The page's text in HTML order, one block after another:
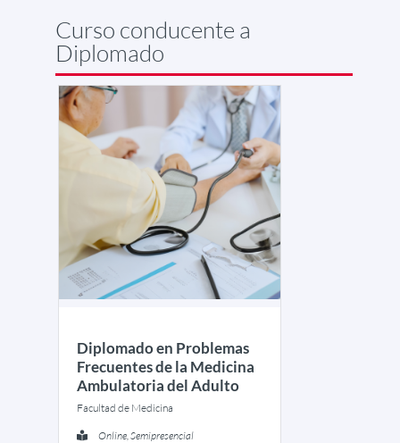
Curso conducente a
Diplomado
Diplomado en Problemas
Frecuentes de la Medicina
Ambulatoria del Adulto
Facultad de Medicina
Online, Semipresencial